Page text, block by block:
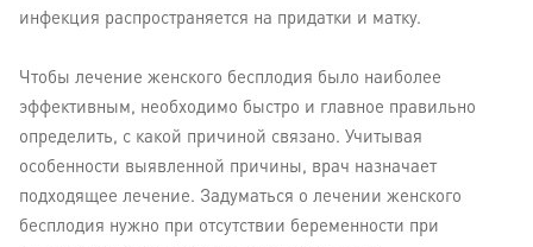
инфекция распространяется на придатки и матку.
Чтобы лечение женского бесплодия было наиболее
эффективным, необходимо быстро и главное правильно
определить, с какой причиной связано. Учитывая
особенности выявленной причины, врач назначает
подходящее лечение. Задуматься о лечении женского
бесплодия нужно при отсутствии беременности при